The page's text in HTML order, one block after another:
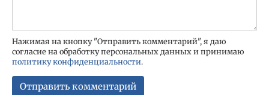
Нажимая на кнопку "Отправить комментарий", я даю
согласие на обработку персональных данных и принимаю
политику конфиденциальности.